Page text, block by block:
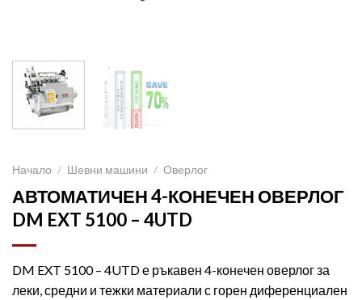
Начало / Шевни машини / Оверлог
АВТОМАТИЧЕН 4-КОНЕЧЕН ОВЕРЛОГ
DM EXT 5100 – 4UTD
DM EXT 5100 – 4UTD е ръкавен 4-конeчен оверлог за
леки, средни и тежки материали с горен диференциален